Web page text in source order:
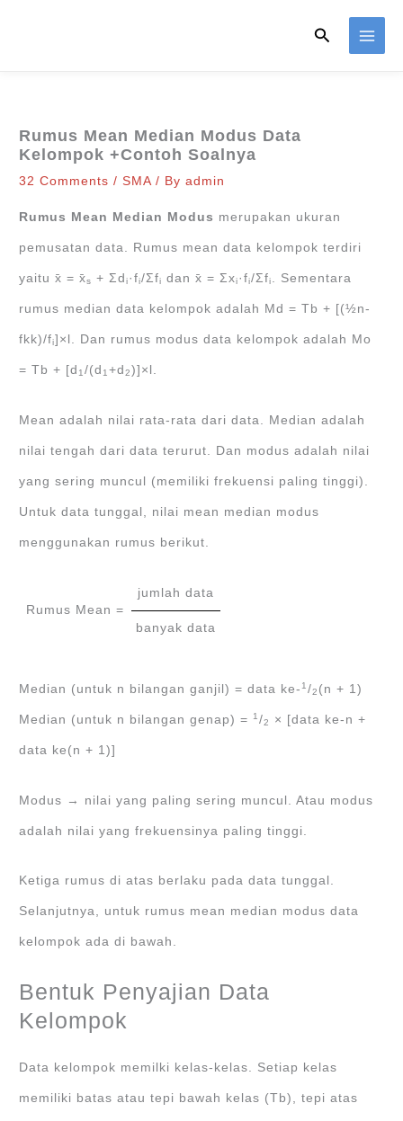
Search
Rumus Mean Median Modus Data
Kelompok +Contoh Soalnya
32 Comments /SMA/ Byadmin
Rumus Mean Median Modus merupakan ukuran
pemusatan data. Rumus mean data kelompok terdiri
yaitu x̄ = x̄s + Ʃdi·fi/Ʃfi dan x̄ = Ʃxi·fi/Ʃfi . Sementara
rumus median data kelompok adalah Md = Tb + [(½n-
fkk)/fi]×l. Dan rumus modus data kelompok adalah Mo
= Tb + [d 1/(d 1+d2)]×l.
Mean adalah nilai rata-rata dari data. Median adalah
nilai tengah dari data terurut. Dan modus adalah nilai
yang sering muncul (memiliki frekuensi paling tinggi).
Untuk data tunggal, nilai mean median modus
menggunakan rumus berikut.
Rumus Mean =
jumlah data
banyak data
Median (untuk n bilangan ganjil) = data ke- 1 /2 (n + 1)
Median (untuk n bilangan genap) = 1 /2 × [data ke-n +
data ke(n + 1)]
Modus → nilai yang paling sering muncul. Atau modus
adalah nilai yang frekuensinya paling tinggi.
Ketiga rumus di atas berlaku pada data tunggal.
Selanjutnya, untuk rumus mean median modus data
kelompok ada di bawah.
Bentuk Penyajian Data
Kelompok
Data kelompok memilki kelas-kelas. Setiap kelas
memiliki batas atau tepi bawah kelas (Tb), tepi atas